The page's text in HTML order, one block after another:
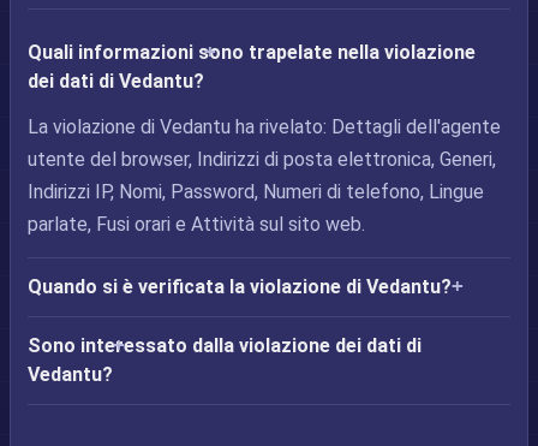
Quali informazioni sono trapelate nella violazione
dei dati di Vedantu?
La violazione di Vedantu ha rivelato: Dettagli dell'agente
utente del browser, Indirizzi di posta elettronica, Generi,
Indirizzi IP, Nomi, Password, Numeri di telefono, Lingue
parlate, Fusi orari e Attività sul sito web.
Quando si è verificata la violazione di Vedantu?
Sono interessato dalla violazione dei dati di
Vedantu?